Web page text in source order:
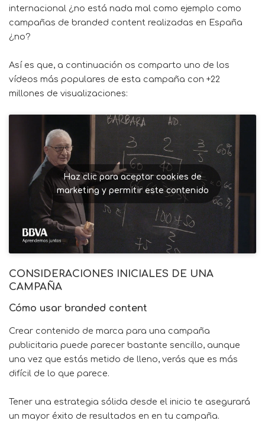
internacional ¿no está nada mal como ejemplo como
campañas de branded content realizadas en España
¿no?
Así es que, a continuación os comparto uno de los
vídeos más populares de esta campaña con +22
millones de visualizaciones:
Haz clic para aceptar cookies de
marketing y permitir este contenido
CONSIDERACIONES INICIALES DE UNA
CAMPAÑA
Cómo usar branded content
Crear contenido de marca para una campaña
publicitaria puede parecer bastante sencillo, aunque
una vez que estás metido de lleno, verás que es más
difícil de lo que parece.
Tener una estrategia sólida desde el inicio te asegurará
un mayor éxito de resultados en en tu campaña.